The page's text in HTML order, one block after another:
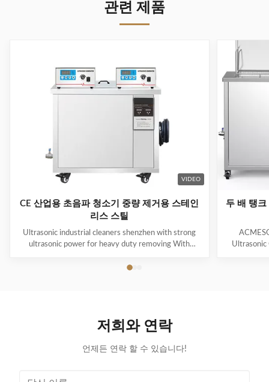
관련 제품
VIDEO
CE 산업용 초음파 청소기 중량 제거용 스테인
리스 스틸
Ultrasonic industrial cleaners shenzhen with strong
ultrasonic power for heavy duty removing With
widely used in engine block, engine parts cleaning,
ultrasonic cleaning of engine parts,
block,Semiconductor wafer,
두 배 탱
Ultrasonic
저희와 연락
언제든 연락 할 수 있습니다!